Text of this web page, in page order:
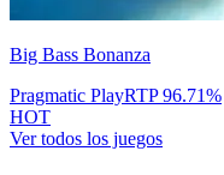
Big Bass Bonanza
Pragmatic PlayRTP96.71%
HOT
Ver todos los juegos